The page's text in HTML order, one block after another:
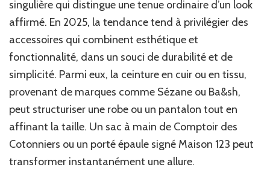
singulière qui distingue une tenue ordinaire d’un look
affirmé. En 2025, la tendance tend à privilégier des
accessoires qui combinent esthétique et
fonctionnalité, dans un souci de durabilité et de
simplicité. Parmi eux, la ceinture en cuir ou en tissu,
provenant de marques comme Sézane ou Ba&sh,
peut structuriser une robe ou un pantalon tout en
affinant la taille. Un sac à main de Comptoir des
Cotonniers ou un porté épaule signé Maison 123 peut
transformer instantanément une allure.